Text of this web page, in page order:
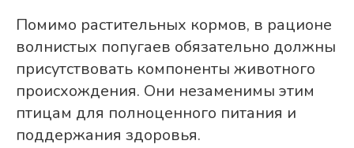
Помимо растительных кормов, в рационе
волнистых попугаев обязательно должны
присутствовать компоненты животного
происхождения. Они незаменимы этим
птицам для полноценного питания и
поддержания здоровья.